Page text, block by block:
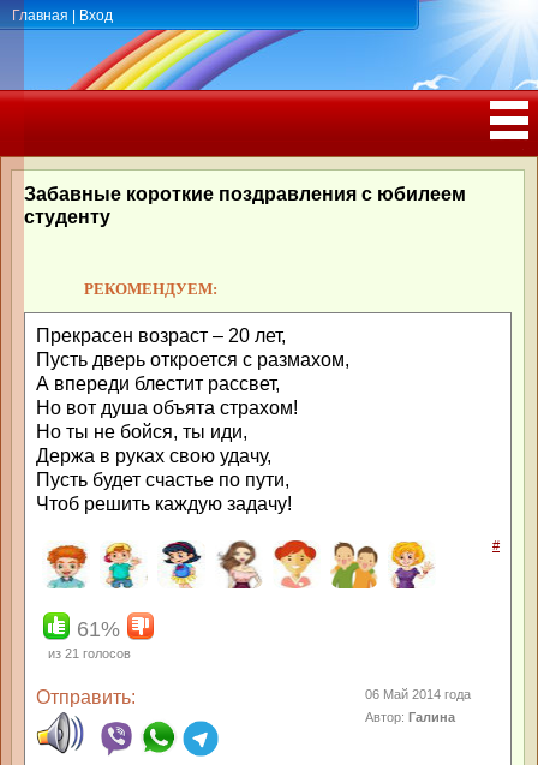
Главная Вход
РОЖДЕНИЯ, ЮБИЛЕЕМ
Забавные короткие поздравления с юбилеем
студенту
РЕКОМЕНДУЕМ:
Прекрасен возраст – 20 лет,
Пусть дверь откроется с размахом,
А впереди блестит рассвет,
Но вот душа объята страхом!
Но ты не бойся, ты иди,
Держа в руках свою удачу,
Пусть будет счастье по пути,
Чтоб решить каждую задачу!
#
61%
из 21 голосов
Отправить:
06 Май 2014 года
Автор:Галина